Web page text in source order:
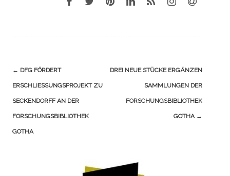
Navigation
(Beiträge)
← DFG FÖRDERT
ERSCHLIESSUNGSPROJEKT ZU S
ECKENDORFF AN DER F
ORSCHUNGSBIBLIOTHEK G
OTHA
DREI NEUE STÜCKE ERGÄNZEN
SAMMLUNGEN DER
FORSCHUNGSBIBLIOTHEK
GOTHA →